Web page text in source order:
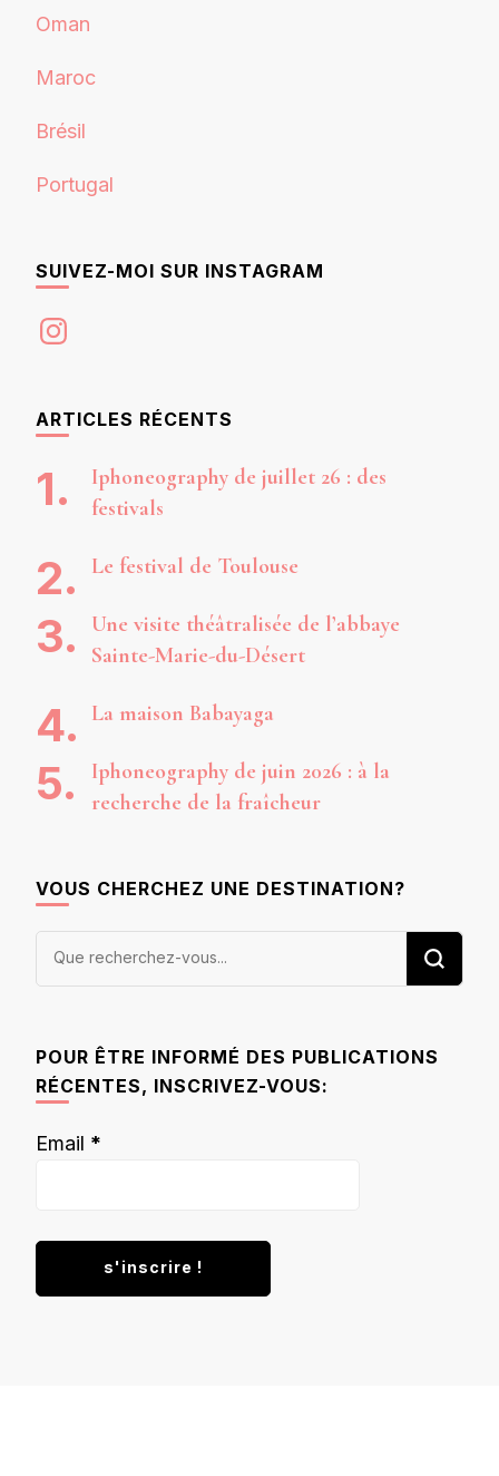
Oman
Maroc
Brésil
Portugal
SUIVEZ-MOI SUR INSTAGRAM
Instagram
ARTICLES RÉCENTS
Iphoneography de juillet 26 : des
festivals
Le festival de Toulouse
Une visite théâtralisée de l’abbaye
Sainte-Marie-du-Désert
La maison Babayaga
Iphoneography de juin 2026 : à la
recherche de la fraîcheur
VOUS CHERCHEZ UNE DESTINATION?
Vous
POUR ÊTRE INFORMÉ DES PUBLICATIONS
RÉCENTES, INSCRIVEZ-VOUS:
Email *